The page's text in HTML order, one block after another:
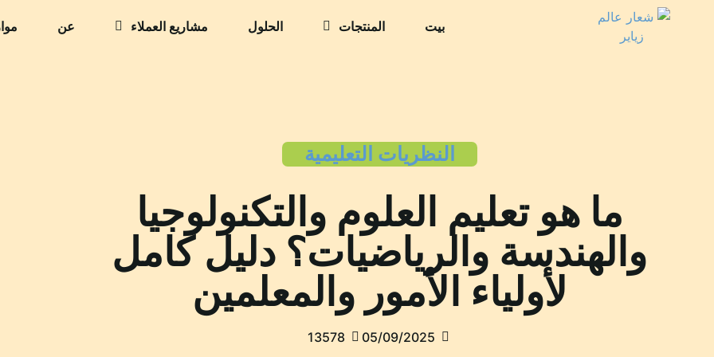
بيت المنتجات الحلول مشاريع العملاء عن
النظريات التعليمية
ما هو تعليم العلوم والتكنولوجيا
والهندسة والرياضيات؟ دليل كامل
لأولياء الأمور والمعلمين
05/09/2025
13578